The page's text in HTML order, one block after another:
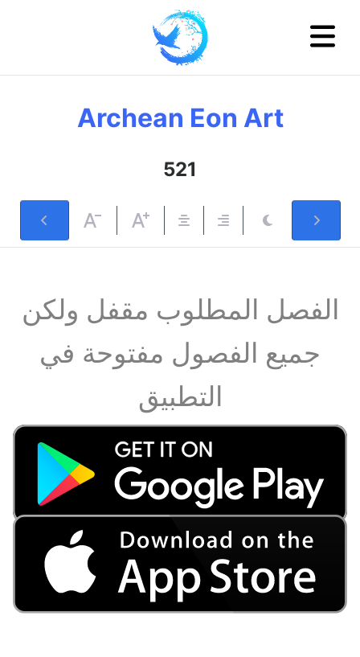
Archean Eon Art
521
الفصل المطلوب مقفل ولكن
جميع الفصول مفتوحة في
التطبيق